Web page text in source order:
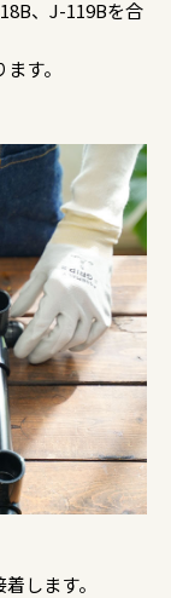
、J-119Bを合
す。
します。